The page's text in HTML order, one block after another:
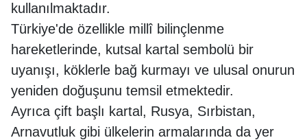
kullanılmaktadır.
Türkiye'de özellikle millî bilinçlenme
hareketlerinde, kutsal kartal sembolü bir
uyanışı, köklerle bağ kurmayı ve ulusal onurun
yeniden doğuşunu temsil etmektedir.
Ayrıca çift başlı kartal, Rusya, Sırbistan,
Arnavutluk gibi ülkelerin armalarında da yer